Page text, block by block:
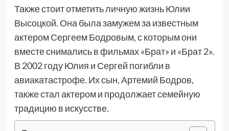
Также стоит отметить личную жизнь Юлии
Высоцкой. Она была замужем за известным
актером Сергеем Бодровым, с которым они
вместе снимались в фильмах «Брат» и «Брат 2».
В 2002 году Юлия и Сергей погибли в
авиакатастрофе. Их сын, Артемий Бодров,
также стал актером и продолжает семейную
традицию в искусстве.